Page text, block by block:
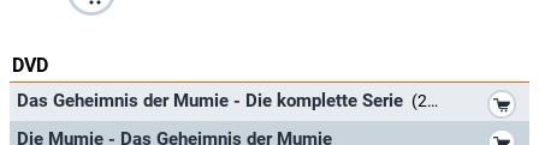
DVD
Das Geheimnis der Mumie - Die komplette Serie (2 DVDs) NEU
Die Mumie - Das Geheimnis der Mumie